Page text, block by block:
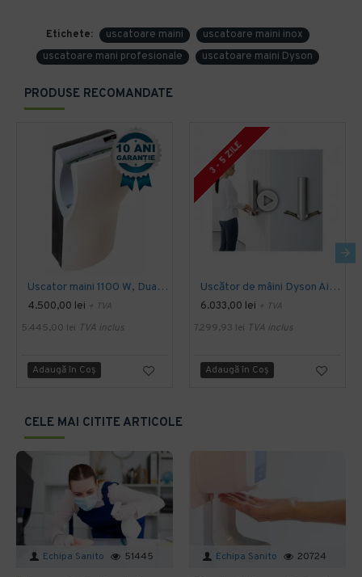
Etichete: uscatoare maini
uscatoare maini inox
uscatoare mani profesionale
uscatoare maini Dyson
PRODUSE RECOMANDATE
Uscator maini 1100 W, Dual-Flow, Mediclinics
4.500,00 lei + TVA
5.445,00 lei TVA inclus
Adaugă în Coş
3 - 5 ZILE
Uscător de mâini Dyson Airblade 9KJ
6.033,00 lei + TVA
7.299,93 lei TVA inclus
Adaugă în Coş
CELE MAI CITITE ARTICOLE
Echipa Sanito 51445 Echipa Sanito 20724